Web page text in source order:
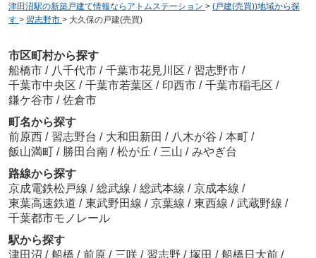
津田沼駅の新築戸建て情報ならアトムステーション > (戸建(売買))地域から探
す > 習志野市 > 大久保の戸建(売買)
市区町村から探す
船橋市 / 八千代市 / 千葉市花見川区 / 習志野市 /
千葉市中央区 / 千葉市若葉区 / 印西市 / 千葉市稲毛区 /
鎌ケ谷市 / 佐倉市
町名から探す
前原西 / 習志野台 / 大和田新田 / 八木が谷 / 本町 /
飯山満町 / 勝田台南 / 松が丘 / 三山 / みやぎ台
路線から探す
京成電鉄松戸線 / 総武線 / 総武本線 / 京成本線 /
東葉高速鉄道 / 東武野田線 / 京葉線 / 東西線 / 武蔵野線 /
千葉都市モノレール
駅から探す
津田沼 / 船橋 / 前原 / 三咲 / 習志野 / 塚田 / 船橋日大前 /